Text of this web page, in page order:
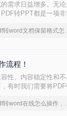
需求日益增多。无
转PPT都是一项
pdf转
流程！
性、内容稳定性和
有时我们需要将
pdf转word